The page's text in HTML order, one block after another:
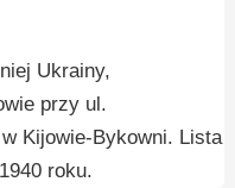
Ukrainy,
przy ul.
Kijowie-Bykowni. Lista
roku.